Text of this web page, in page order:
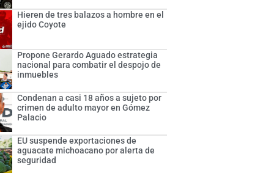
Hieren de tres balazos a hombre en el
ejido Coyote
Propone Gerardo Aguado estrategia
nacional para combatir el despojo de
inmuebles
Condenan a casi 18 años a sujeto por
crimen de adulto mayor en Gómez
Palacio
EU suspende exportaciones de
aguacate michoacano por alerta de
seguridad